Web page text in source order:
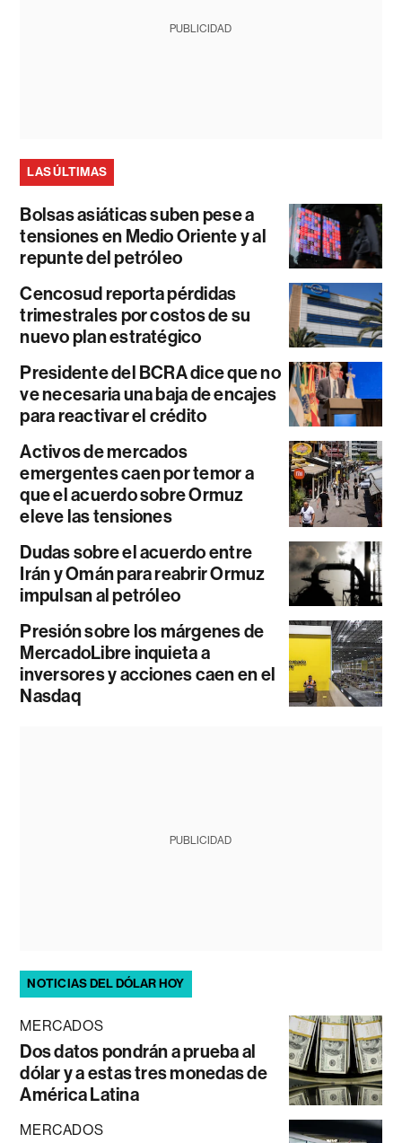
PUBLICIDAD
LAS ÚLTIMAS
Bolsas asiáticas suben pese a
tensiones en Medio Oriente y al
repunte del petróleo
Cencosud reporta pérdidas
trimestrales por costos de su
nuevo plan estratégico
Presidente del BCRA dice que no
ve necesaria una baja de encajes
para reactivar el crédito
Activos de mercados
emergentes caen por temor a
que el acuerdo sobre Ormuz
eleve las tensiones
Dudas sobre el acuerdo entre
Irán y Omán para reabrir Ormuz
impulsan al petróleo
Presión sobre los márgenes de
MercadoLibre inquieta a
inversores y acciones caen en el
Nasdaq
PUBLICIDAD
NOTICIAS DEL DÓLAR HOY
MERCADOS
Dos datos pondrán a prueba al
dólar y a estas tres monedas de
América Latina
MERCADOS